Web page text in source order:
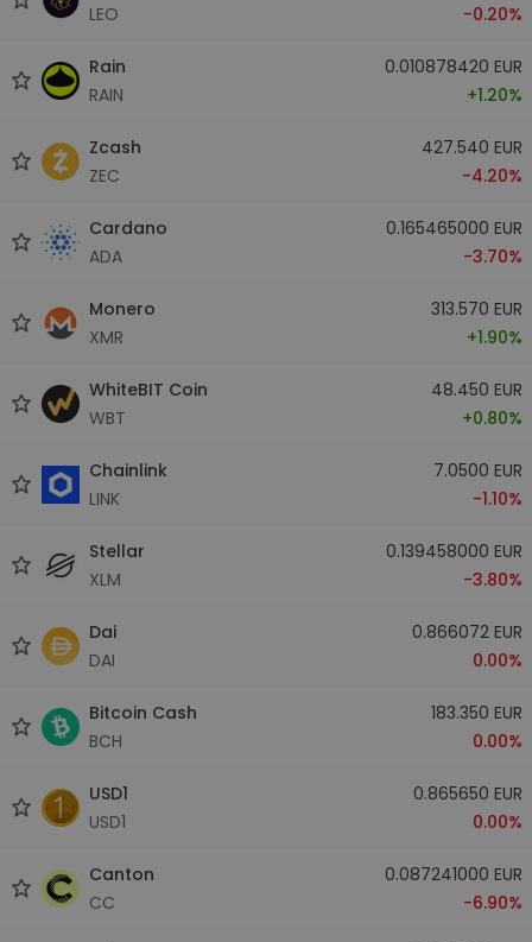
LEO
-0.20%
Rain
RAIN
0.010878420 EUR
+1.20%
Zcash
ZEC
427.540 EUR
-4.20%
Cardano
ADA
0.165465000 EUR
-3.70%
Monero
XMR
313.570 EUR
+1.90%
WhiteBIT Coin
WBT
48.450 EUR
+0.80%
Chainlink
LINK
7.0500 EUR
-1.10%
Stellar
XLM
0.139458000 EUR
-3.80%
Dai
DAI
0.866072 EUR
0.00%
Bitcoin Cash
BCH
183.350 EUR
0.00%
USD1
USD1
0.865650 EUR
0.00%
Canton
CC
0.087241000 EUR
-6.90%